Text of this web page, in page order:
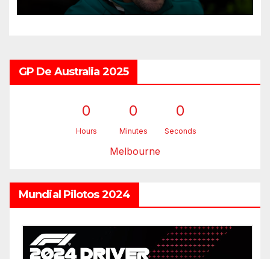
GP De Australia 2025
0
Hours
0
Minutes
0
Seconds
Melbourne
Mundial Pilotos 2024